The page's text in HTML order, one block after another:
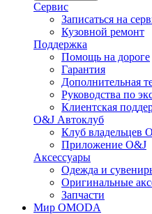
Сервис
Записаться на
Кузовной ремонт
Поддержка
Помощь на дороге
Гарантия
Дополнительная
Руководства по
Клиентская
O&J Автоклуб
Клуб владельцев
Приложение O&J
Аксессуары
Одежда и
Оригинальные
Запчасти
Мир OMODA